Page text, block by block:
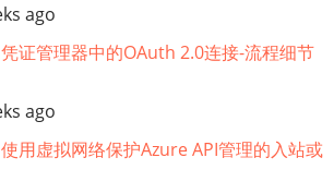
ago
凭证管理器中的OAuth 2.0连接-流程细节
ago
使用虚拟网络保护Azure API管理的入站或